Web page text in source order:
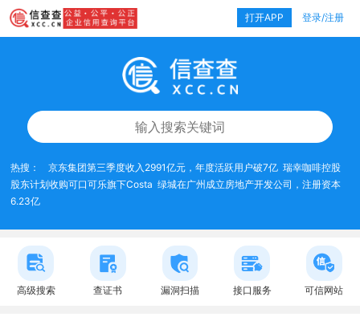
打开APP 登录/注册
热搜： 京东集团第三季度收入2991亿元，年度活跃用户破7亿 瑞幸咖啡控股
股东计划收购可口可乐旗下Costa 绿城在广州成立房地产开发公司，注册资本
6.23亿
高级搜索 查证书 漏洞扫描 接口服务 可信网站